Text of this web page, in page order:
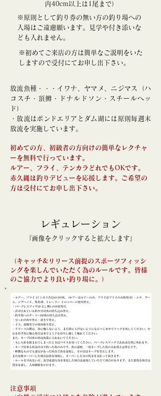
内40cm以上は1尾まで）
※原則として釣り券の無い方の釣り場への
入場はご遠慮願います。見学や付き添いな
ども入れません。
※​初めてご来店の方は簡単なご説明をいた
しますので受付にてお申し出下さい。
放流魚種・・・イワナ、ヤマメ、ニジマス（ハ
コスチ・頂鱒・ドナルドソン・スチールヘッ
ド）
・放流はポンドエリアとダム湖には原則毎週末
放流を実施しています。
初めての方、初級者の方向けの簡単なレクチャ
ーを無料で行っています。
ルアー、フライ、テンカラどれでもOKです。
赤久縄は釣りデビューを応援します。​ご希望の
方は受付にてお申し出下さい。
レギュレーション
『画像をクリックすると拡大します』
（キャッチ&リリース前提のスポーツフィッシ
ングを楽しんでいただく為のルールです。皆様
のご協力でより良い釣り場に。）
注意事項